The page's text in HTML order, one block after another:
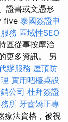
證書或文憑形
five 泰國簽證申
務 區域性SEO
區從事按摩治
更多資訊。 另
辦服務 屋頂防
實用吧檯桌設
公司 杜拜簽證
所 牙齒矯正專
療法資格，被視